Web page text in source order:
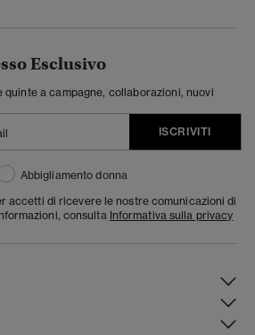
Esclusivo
a campagne, collaborazioni, nuovi
ISCRIVITI
Abbigliamento donna
accetti di ricevere le nostre comunicazioni di
consulta Informativa sulla privacy